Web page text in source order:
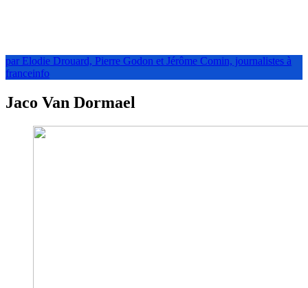
par Elodie Drouard, Pierre Godon et Jérôme Comin, journalistes à
franceinfo
Jaco Van Dormael